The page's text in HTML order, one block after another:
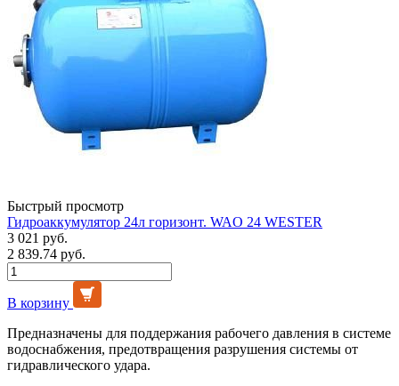
Быстрый просмотр
Гидроаккумулятор 24л горизонт. WAO 24 WESTER
3 021 руб.
2 839.74 руб.
В корзину
Предназначены для поддержания рабочего давления в системе
водоснабжения, предотвращения разрушения системы от
гидравлического удара.